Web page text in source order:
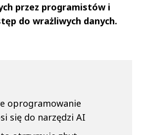
przez programistów i
do wrażliwych danych.
oprogramowanie
się do narzędzi AI